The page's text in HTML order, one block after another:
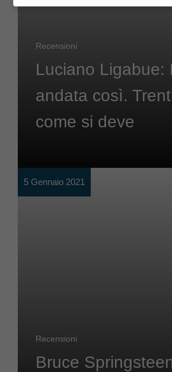
Recensioni
Luciano Ligabue:
andata così.
come si deve
5 Gennaio 2021
Recensioni
Bruce